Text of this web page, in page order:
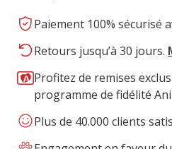
Paiement 100% sécurisé
Retours jusqu’à 30 jours.
Profitez de remises
programme de fidélité
Plus de 40.000 clients